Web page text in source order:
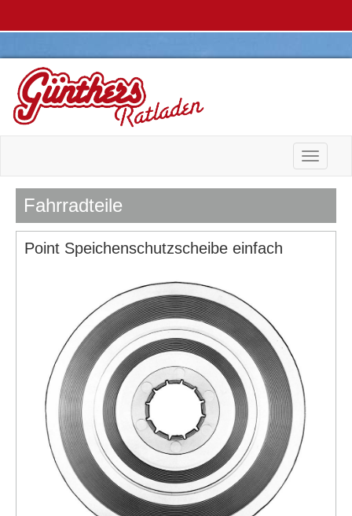
Toggle
Fahrradteile
Point Speichenschutzscheibe einfach